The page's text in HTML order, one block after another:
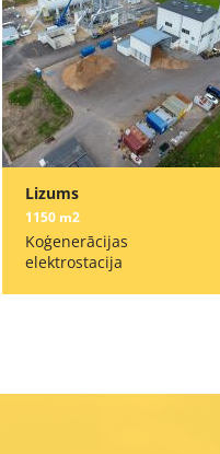
Lizums
1150 m2
Koģenerācijas
elektrostacija